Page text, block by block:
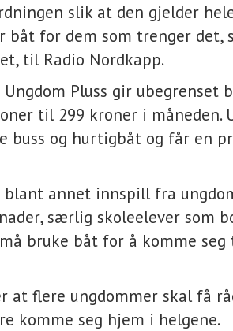
slik at den gjelder
båt for dem som trenger det,
til Radio Nordkapp.
Pluss gir ubegrenset
til 299 kroner i måneden.
buss og hurtigbåt og får en
blant annet innspill fra
særlig skoleelever som
bruke båt for å komme
at flere ungdommer skal få
komme seg hjem i helgene.